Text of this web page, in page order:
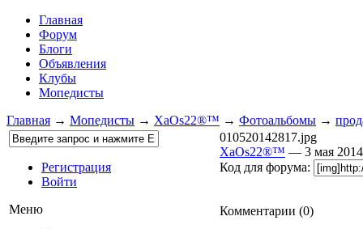
Главная
Форум
Блоги
Объявления
Клубы
Мопедисты
Главная → Мопедисты → XaOs22®™ → Фотоальбомы →
Регистрация
Войти
Меню
010520142817.jpg
XaOs22®™ — 3 мая
Код для форума:
Комментарии (0)